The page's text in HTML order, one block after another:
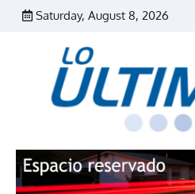
Skip
Saturday, August 8, 2026